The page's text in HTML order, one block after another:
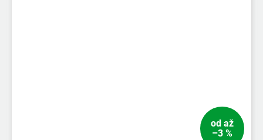
od až
–3 %